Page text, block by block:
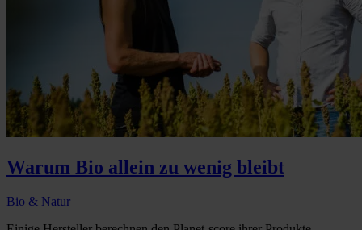
Warum Bio allein zu wenig bleibt
Bio & Natur